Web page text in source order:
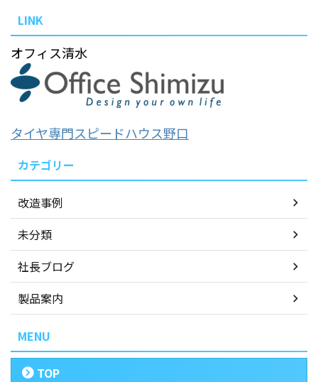
LINK
オフィス清水
タイヤ専門スピードハウス野口
カテゴリー
改造事例
未分類
社長ブログ
製品案内
MENU
TOP